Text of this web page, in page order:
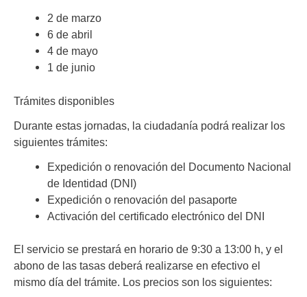
2 de marzo
6 de abril
4 de mayo
1 de junio
Trámites disponibles
Durante estas jornadas, la ciudadanía podrá realizar los
siguientes trámites:
Expedición o renovación del Documento Nacional
de Identidad (DNI)
Expedición o renovación del pasaporte
Activación del certificado electrónico del DNI
El servicio se prestará en horario de 9:30 a 13:00 h, y el
abono de las tasas deberá realizarse en efectivo el
mismo día del trámite. Los precios son los siguientes: